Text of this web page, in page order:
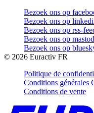
Bezoek ons op
Bezoek ons op
Bezoek ons op rss-
Bezoek ons op
Bezoek ons op
© 2026 Euractiv FR
Politique de
Conditions générales
Conditions de vente